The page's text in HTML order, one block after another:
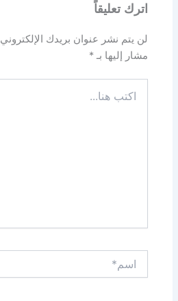
اترك تعليقاً
لن يتم نشر عنوان بريدك
مشار إليها بـ*
هنا...